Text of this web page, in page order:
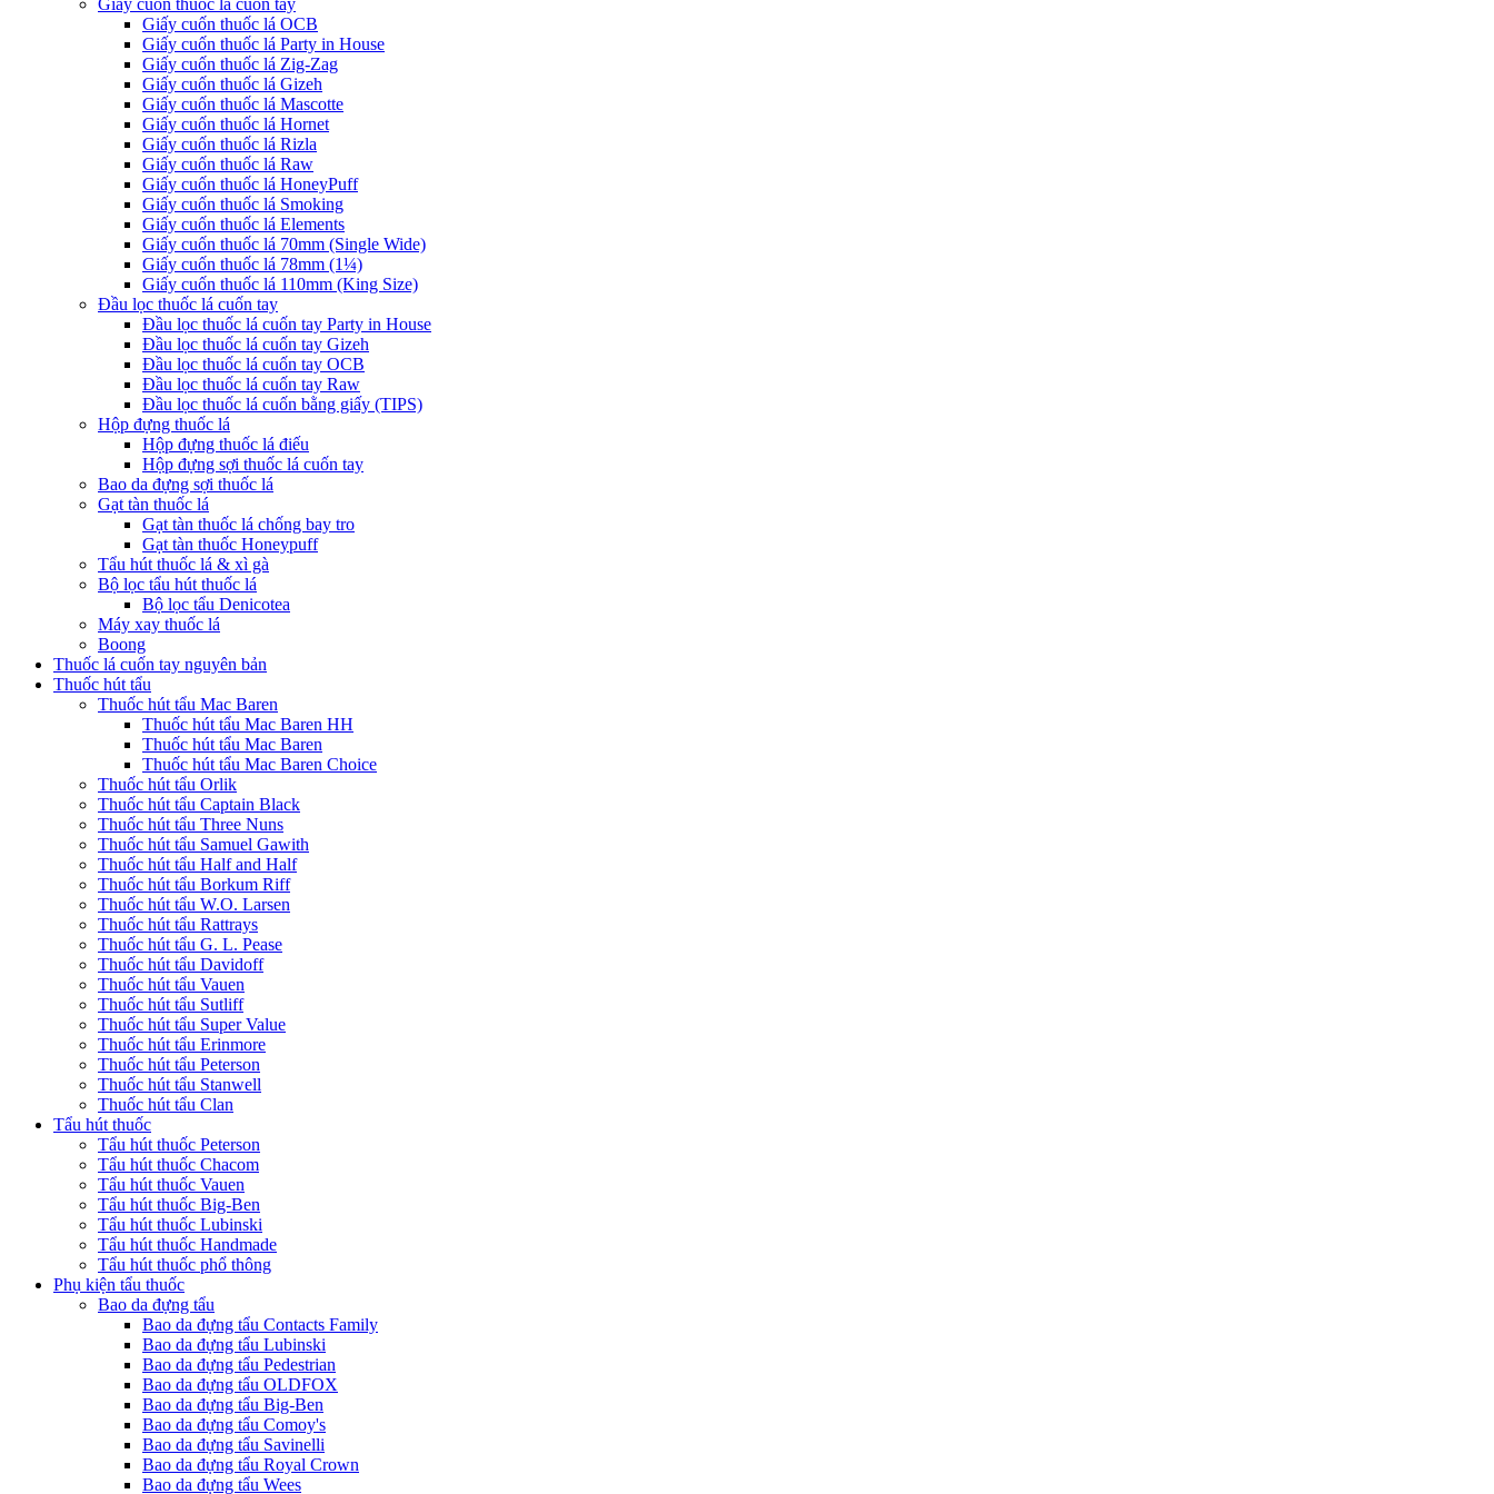
Giấy cuốn thuốc lá cuốn tay
Giấy cuốn thuốc lá OCB
Giấy cuốn thuốc lá Party in House
Giấy cuốn thuốc lá Zig-Zag
Giấy cuốn thuốc lá Gizeh
Giấy cuốn thuốc lá Mascotte
Giấy cuốn thuốc lá Hornet
Giấy cuốn thuốc lá Rizla
Giấy cuốn thuốc lá Raw
Giấy cuốn thuốc lá HoneyPuff
Giấy cuốn thuốc lá Smoking
Giấy cuốn thuốc lá Elements
Giấy cuốn thuốc lá 70mm (Single Wide)
Giấy cuốn thuốc lá 78mm (1¼)
Giấy cuốn thuốc lá 110mm (King Size)
Đầu lọc thuốc lá cuốn tay
Đầu lọc thuốc lá cuốn tay Party in House
Đầu lọc thuốc lá cuốn tay Gizeh
Đầu lọc thuốc lá cuốn tay OCB
Đầu lọc thuốc lá cuốn tay Raw
Đầu lọc thuốc lá cuốn bằng giấy (TIPS)
Hộp đựng thuốc lá
Hộp đựng thuốc lá điếu
Hộp đựng sợi thuốc lá cuốn tay
Bao da đựng sợi thuốc lá
Gạt tàn thuốc lá
Gạt tàn thuốc lá chống bay tro
Gạt tàn thuốc Honeypuff
Tẩu hút thuốc lá & xì gà
Bộ lọc tẩu hút thuốc lá
Bộ lọc tẩu Denicotea
Máy xay thuốc lá
Boong
Thuốc lá cuốn tay nguyên bản
Thuốc hút tẩu
Thuốc hút tẩu Mac Baren
Thuốc hút tẩu Mac Baren HH
Thuốc hút tẩu Mac Baren
Thuốc hút tẩu Mac Baren Choice
Thuốc hút tẩu Orlik
Thuốc hút tẩu Captain Black
Thuốc hút tẩu Three Nuns
Thuốc hút tẩu Samuel Gawith
Thuốc hút tẩu Half and Half
Thuốc hút tẩu Borkum Riff
Thuốc hút tẩu W.O. Larsen
Thuốc hút tẩu Rattrays
Thuốc hút tẩu G. L. Pease
Thuốc hút tẩu Davidoff
Thuốc hút tẩu Vauen
Thuốc hút tẩu Sutliff
Thuốc hút tẩu Super Value
Thuốc hút tẩu Erinmore
Thuốc hút tẩu Peterson
Thuốc hút tẩu Stanwell
Thuốc hút tẩu Clan
Tẩu hút thuốc
Tẩu hút thuốc Peterson
Tẩu hút thuốc Chacom
Tẩu hút thuốc Vauen
Tẩu hút thuốc Big-Ben
Tẩu hút thuốc Lubinski
Tẩu hút thuốc Handmade
Tẩu hút thuốc phổ thông
Phụ kiện tẩu thuốc
Bao da đựng tẩu
Bao da đựng tẩu Contacts Family
Bao da đựng tẩu Lubinski
Bao da đựng tẩu Pedestrian
Bao da đựng tẩu OLDFOX
Bao da đựng tẩu Big-Ben
Bao da đựng tẩu Comoy's
Bao da đựng tẩu Savinelli
Bao da đựng tẩu Royal Crown
Bao da đựng tẩu Wees